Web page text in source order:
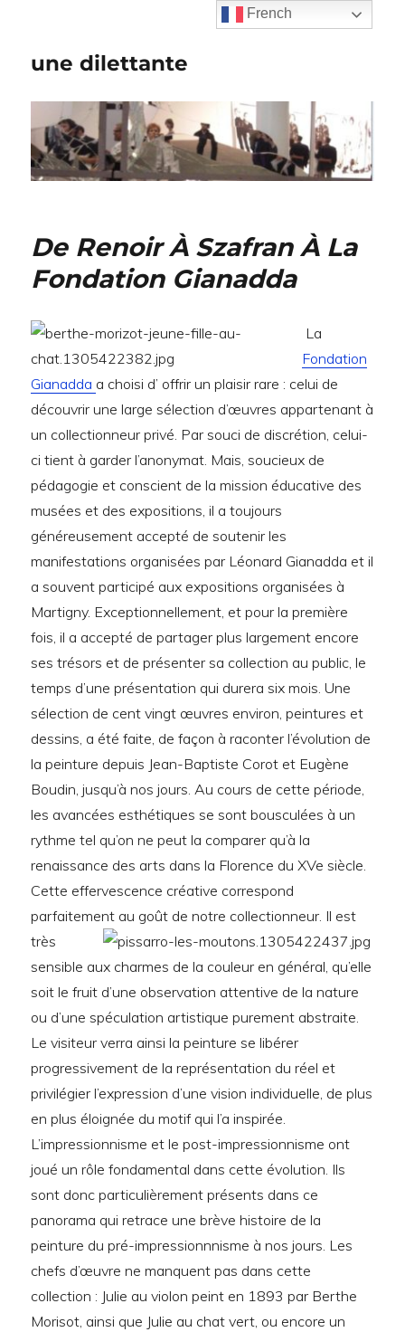
une dilettante
De Renoir À Szafran À La
Fondation Gianadda
La
Fondation
Gianadda a choisi d’ offrir un plaisir rare : celui de
découvrir une large sélection d’œuvres appartenant à
un collectionneur privé. Par souci de discrétion, celui-
ci tient à garder l’anonymat. Mais, soucieux de
pédagogie et conscient de la mission éducative des
musées et des expositions, il a toujours
généreusement accepté de soutenir les
manifestations organisées par Léonard Gianadda et il
a souvent participé aux expositions organisées à
Martigny. Exceptionnellement, et pour la première
fois, il a accepté de partager plus largement encore
ses trésors et de présenter sa collection au public, le
temps d’une présentation qui durera six mois. Une
sélection de cent vingt œuvres environ, peintures et
dessins, a été faite, de façon à raconter l’évolution de
la peinture depuis Jean-Baptiste Corot et Eugène
Boudin, jusqu’à nos jours. Au cours de cette période,
les avancées esthétiques se sont bousculées à un
rythme tel qu’on ne peut la comparer qu’à la
renaissance des arts dans la Florence du XVe siècle.
Cette effervescence créative correspond
parfaitement au goût de notre collectionneur. Il est
très
sensible aux charmes de la couleur en général, qu’elle
soit le fruit d’une observation attentive de la nature
ou d’une spéculation artistique purement abstraite.
Le visiteur verra ainsi la peinture se libérer
progressivement de la représentation du réel et
privilégier l’expression d’une vision individuelle, de plus
en plus éloignée du motif qui l’a inspirée.
L’impressionnisme et le post-impressionnisme ont
joué un rôle fondamental dans cette évolution. Ils
sont donc particulièrement présents dans ce
panorama qui retrace une brève histoire de la
peinture du pré-impressionnnisme à nos jours. Les
chefs d’œuvre ne manquent pas dans cette
collection : Julie au violon peint en 1893 par Berthe
Morisot, ainsi que Julie au chat vert, ou encore un
French